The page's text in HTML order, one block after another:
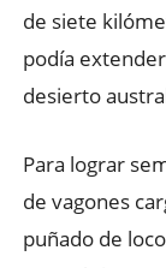
de siete
podía
desierto
Para lograr
de vagones
puñado de